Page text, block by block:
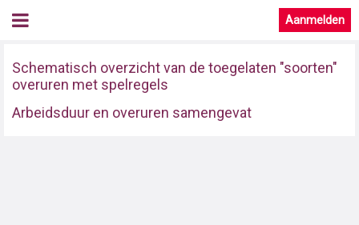
Aanmelden
Schematisch overzicht van de toegelaten "soorten"
overuren met spelregels
Arbeidsduur en overuren samengevat